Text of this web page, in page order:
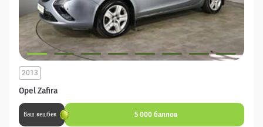
Opel Zafira
2013
Ваш кешбек 5 000 баллов